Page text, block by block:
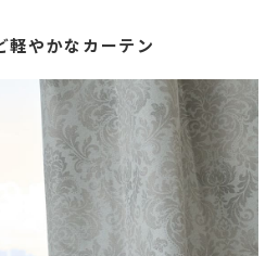
軽やかなカーテン